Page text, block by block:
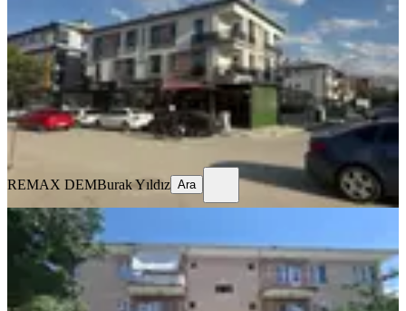
Merkez, İnönü Mahallesi
1+1
65 m²·1. Kat·17.07.2026
20.000 ₺ 22.000 ₺
REMAX DEMBurak Yıldız
REMAX DEMBurak Yıldız Ara
MANZARALI
Geniş 3+1 Kiralık Daire
Merkez, Ergenekon Mahallesi